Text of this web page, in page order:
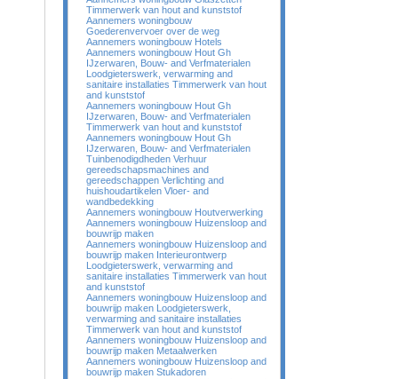
Timmerwerk van hout and kunststof
Aannemers woningbouw
Goederenvervoer over de weg
Aannemers woningbouw Hotels
Aannemers woningbouw Hout Gh
IJzerwaren, Bouw- and Verfmaterialen
Loodgieterswerk, verwarming and
sanitaire installaties Timmerwerk van hout
and kunststof
Aannemers woningbouw Hout Gh
IJzerwaren, Bouw- and Verfmaterialen
Timmerwerk van hout and kunststof
Aannemers woningbouw Hout Gh
IJzerwaren, Bouw- and Verfmaterialen
Tuinbenodigdheden Verhuur
gereedschapsmachines and
gereedschappen Verlichting and
huishoudartikelen Vloer- and
wandbedekking
Aannemers woningbouw Houtverwerking
Aannemers woningbouw Huizensloop and
bouwrijp maken
Aannemers woningbouw Huizensloop and
bouwrijp maken Interieurontwerp
Loodgieterswerk, verwarming and
sanitaire installaties Timmerwerk van hout
and kunststof
Aannemers woningbouw Huizensloop and
bouwrijp maken Loodgieterswerk,
verwarming and sanitaire installaties
Timmerwerk van hout and kunststof
Aannemers woningbouw Huizensloop and
bouwrijp maken Metaalwerken
Aannemers woningbouw Huizensloop and
bouwrijp maken Stukadoren